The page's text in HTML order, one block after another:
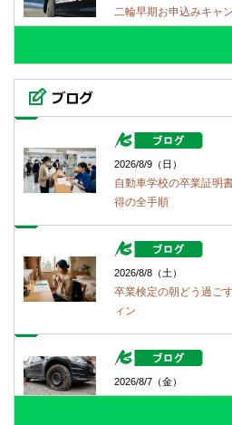
二輪早期お申込みキャ
2026二輪免許早期申し
2025/11/22（土）
３月休校日
2025/11/22（土）
２月休校日
2025/11/22（土）
2026/8/9（日）
自動車学校の卒業証明
得の全手順
2026/8/8（土）
卒業検定の朝どう過ご
ィン
2026/8/7（金）